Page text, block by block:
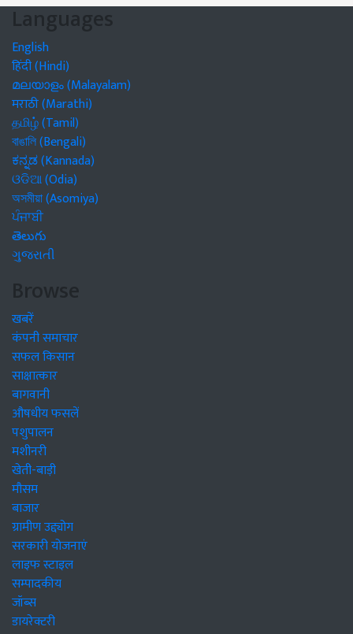
Languages
English
हिंदी (Hindi)
മലയാളം (Malayalam)
मराठी (Marathi)
தமிழ் (Tamil)
বাঙালি (Bengali)
ಕನ್ನಡ (Kannada)
ଓଡିଆ (Odia)
অসমীয়া (Asomiya)
ਪੰਜਾਬੀ
తెలుగు
ગુજરાતી
Browse
खबरें
कंपनी समाचार
सफल किसान
साक्षात्कार
बागवानी
औषधीय फसलें
पशुपालन
मशीनरी
खेती-बाड़ी
मौसम
बाजार
ग्रामीण उद्द्योग
सरकारी योजनाएं
लाइफ स्टाइल
सम्पादकीय
जॉब्स
डायरेक्टरी